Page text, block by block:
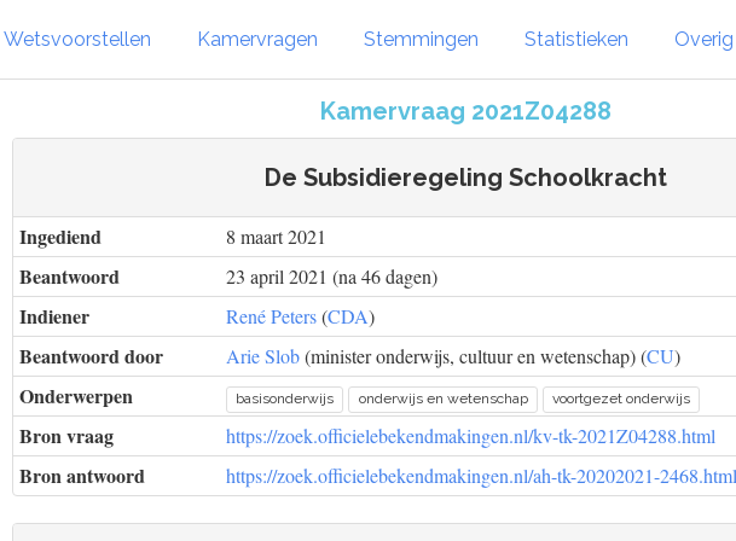
Wetsvoorstellen Kamervragen Stemmingen Statistieken
Kamervraag 2021Z04288
De Subsidieregeling Schoolkracht
Ingediend 8 maart 2021
Beantwoord 23 april 2021 (na 46 dagen)
Indiener René Peters(CDA)
Beantwoord door Arie Slob(minister onderwijs, cultuur en wetenschap) (CU)
Onderwerpen basisonderwijs onderwijs en wetenschap voortgezet onderwijs
Bron vraag https://zoek.officielebekendmakingen.nl/kv-tk-2021Z04288.html
Bron antwoord https://zoek.officielebekendmakingen.nl/ah-tk-20202021-2468.html